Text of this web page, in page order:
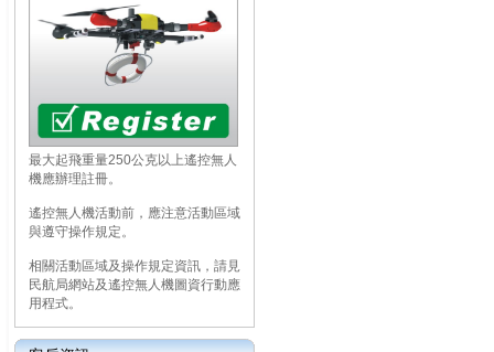
最大起飛重量250公克以上遙控無人
機應辦理註冊。
遙控無人機活動前，應注意活動區域
與遵守操作規定。
相關活動區域及操作規定資訊，請見
民航局網站及遙控無人機圖資行動應
用程式。